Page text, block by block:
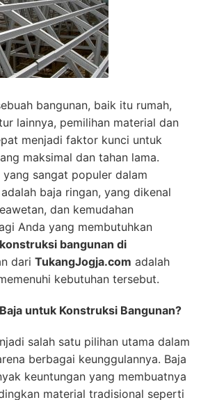
bangunan, baik itu rumah,
lainnya, pemilihan material dan
menjadi faktor kunci untuk
maksimal dan tahan lama.
sangat populer dalam
baja ringan, yang dikenal
dan kemudahan
Anda yang membutuhkan
bangunan di
dari TukangJogja.com adalah
kebutuhan tersebut.
untuk Konstruksi Bangunan?
salah satu pilihan utama dalam
berbagai keunggulannya. Baja
keuntungan yang membuatnya
material tradisional seperti